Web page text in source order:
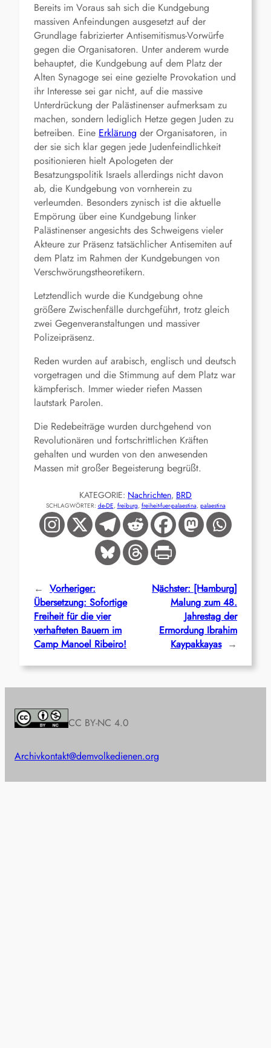
Bereits im Voraus sah sich die Kundgebung
massiven Anfeindungen ausgesetzt auf der
Grundlage fabrizierter Antisemitismus-Vorwürfe
gegen die Organisatoren. Unter anderem wurde
behauptet, die Kundgebung auf dem Platz der
Alten Synagoge sei eine gezielte Provokation und
ihr Interesse sei gar nicht, auf die massive
Unterdrückung der Palästinenser aufmerksam zu
machen, sondern lediglich Hetze gegen Juden zu
betreiben. Eine Erklärung der Organisatoren, in
der sie sich klar gegen jede Judenfeindlichkeit
positionieren hielt Apologeten der
Besatzungspolitik Israels allerdings nicht davon
ab, die Kundgebung von vornherein zu
verleumden. Besonders zynisch ist die aktuelle
Empörung über eine Kundgebung linker
Palästinenser angesichts des Schweigens vieler
Akteure zur Präsenz tatsächlicher Antisemiten auf
dem Platz im Rahmen der Kundgebungen von
Verschwörungstheoretikern.
Letztendlich wurde die Kundgebung ohne
größere Zwischenfälle durchgeführt, trotz gleich
zwei Gegenveranstaltungen und massiver
Polizeipräsenz.
Reden wurden auf arabisch, englisch und deutsch
vorgetragen und die Stimmung auf dem Platz war
kämpferisch. Immer wieder riefen Massen
lautstark Parolen.
Die Redebeiträge wurden durchgehend von
Revolutionären und fortschrittlichen Kräften
gehalten und wurden von den anwesenden
Massen mit großer Begeisterung begrüßt.
KATEGORIE: Nachrichten, BRD
SCHLAGWÖRTER: de-DE, freiburg, freiheit-fuer-palaestina, palaestina
← Vorheriger:
Übersetzung: Sofortige
Freiheit für die vier
verhafteten Bauern im
Camp Manoel Ribeiro!
Nächster: [Hamburg]
Malung zum 48.
Jahrestag der
Ermordung Ibrahim
Kaypakkayas →
CC BY-NC 4.0
Archivkontakt@demvolkedienen.org